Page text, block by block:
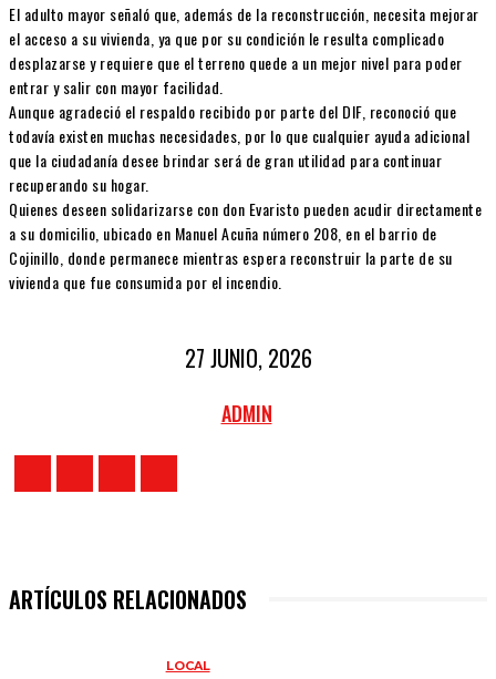
El adulto mayor señaló que, además de la reconstrucción, necesita mejorar
el acceso a su vivienda, ya que por su condición le resulta complicado
desplazarse y requiere que el terreno quede a un mejor nivel para poder
entrar y salir con mayor facilidad.
Aunque agradeció el respaldo recibido por parte del DIF, reconoció que
todavía existen muchas necesidades, por lo que cualquier ayuda adicional
que la ciudadanía desee brindar será de gran utilidad para continuar
recuperando su hogar.
Quienes deseen solidarizarse con don Evaristo pueden acudir directamente
a su domicilio, ubicado en Manuel Acuña número 208, en el barrio de
Cojinillo, donde permanece mientras espera reconstruir la parte de su
vivienda que fue consumida por el incendio.
27 JUNIO, 2026
ADMIN
ARTÍCULOS RELACIONADOS
LOCAL